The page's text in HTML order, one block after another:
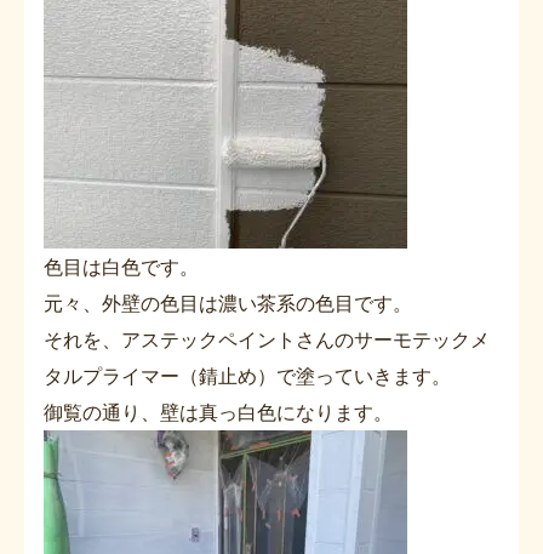
色目は白色です。
元々、外壁の色目は濃い茶系の色目です。
それを、アステックペイントさんのサーモテックメ
タルプライマー（錆止め）で塗っていきます。
御覧の通り、壁は真っ白色になります。